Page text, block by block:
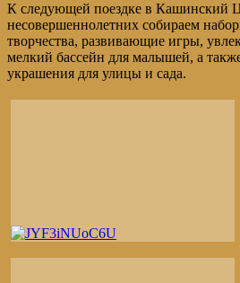
К следующей поездке в Кашинский
несовершеннолетних собираем
творчества, развивающие игры,
мелкий бассейн для малышей, а
украшения для улицы и сада.